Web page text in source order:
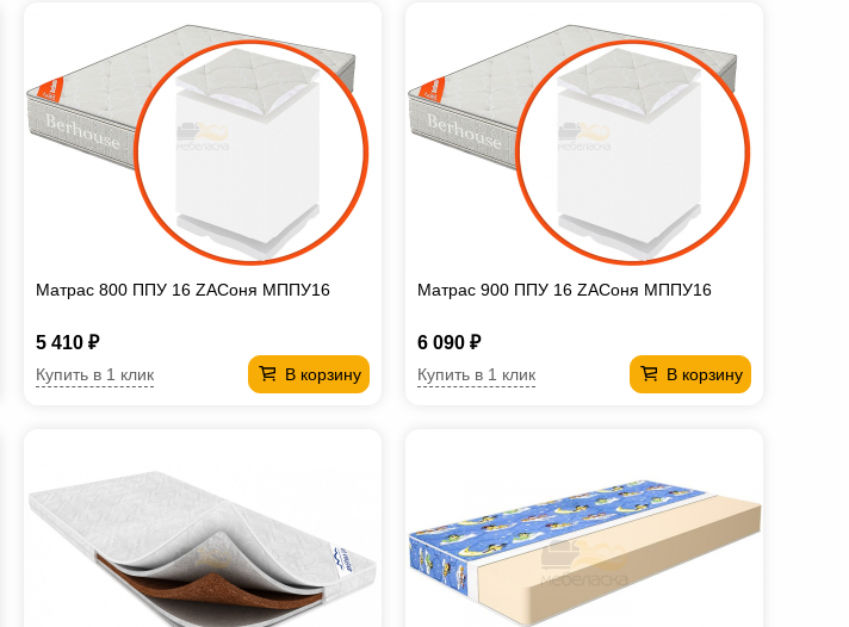
Матрас 800 ППУ 16 ZAСоня МППУ16
5 410 ₽
В корзину
Купить в 1 клик
Матрас 900 ППУ 16 ZAСоня МППУ16
6 090 ₽
В корзину
Купить в 1 клик